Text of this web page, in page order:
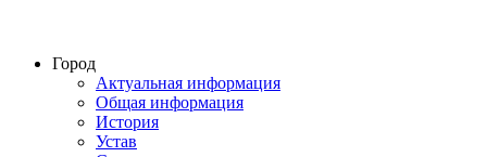
Город
Актуальная информация
Общая информация
История
Устав